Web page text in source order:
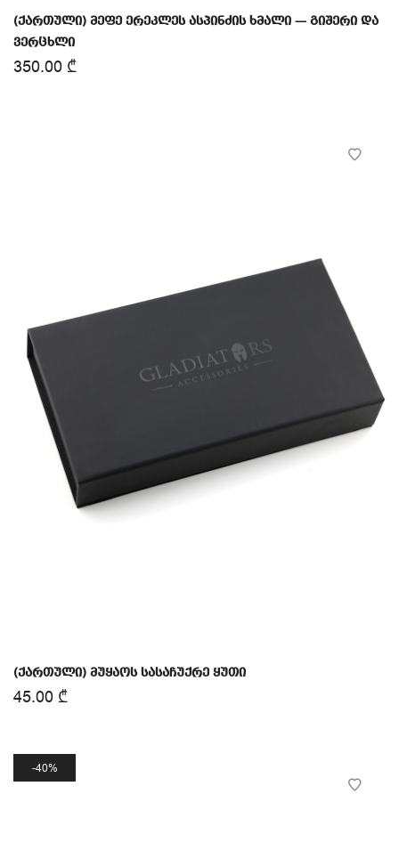
(ქართული) მეფე ერეკლეს ასპინძის ხმალი — გიშერი და
ვერცხლი
350.00 ₾
(ქართული) მუყაოს სასაჩუქრე ყუთი
45.00 ₾
40%